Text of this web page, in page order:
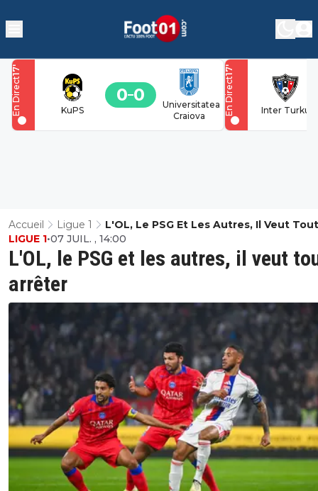
KuPS
0 0
Universitatea
Craiova
17
'
En Direct Inter Turku
17
'
En Direct
Accueil Ligue 1
L'OL, Le PSG Et Les Autres, Il Veut Tout
Arrêter
L'OL, le PSG et les autres, il veut
arrêter
LIGUE 1•07 JUIL. , 14:00